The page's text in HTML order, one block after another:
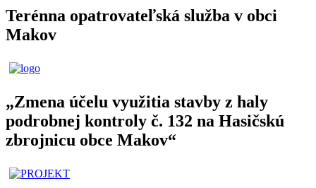
Terénna opatrovateľská služba v obci
Makov
„Zmena účelu využitia stavby z haly
podrobnej kontroly č. 132 na Hasičskú
zbrojnicu obce Makov“